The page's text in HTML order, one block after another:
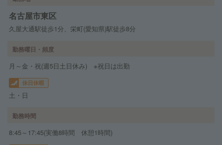
名古屋市東区
久屋大通駅徒歩1分、栄町(愛知県)駅徒歩8分
勤務曜日・頻度
月～金・祝(週5日土日休み) ※祝日は出勤
休日休暇
土・日
勤務時間
8:45～17:45(実働8時間 休憩1時間)